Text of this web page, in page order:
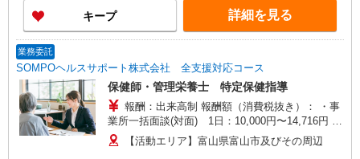
キープ 詳細を見る
業務委託
SOMPOヘルスサポート株式会社 全支援対応コース
保健師・管理栄養士 特定保健指導
報酬：出来高制 報酬額（消費税抜き）： ・事
業所一括面談(対面) 1日：10,000円〜14,716円 ・
個別訪問(対面) 1件：4,286円〜5,239円 ・遠隔面
談 1件：1,500〜1,691円 ・電話支援 1件：
【活動エリア】富山県富山市及びその周辺